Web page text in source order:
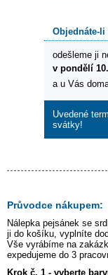
Objednáte-
odešleme ji
v pondělí
a u Vás
Uvedené
svátky!
Průvodce nákupem:
Nálepka pejsánek se
ji do košíku, vyplníte
Vše vyrábíme na
expedujeme do 3
Krok č. 1 - vyberte